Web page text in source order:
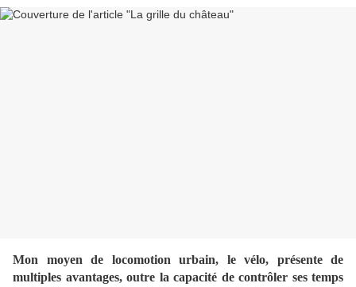
Mon moyen de locomotion urbain, le vélo, présente de
multiples avantages, outre la capacité de contrôler ses temps